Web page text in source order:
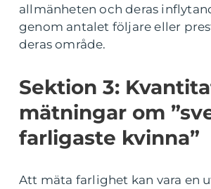
allmänheten och deras
genom antalet följare eller
deras område.
Sektion 3:
mätningar om
farligaste kvinna”
Att mäta farlighet kan vara en